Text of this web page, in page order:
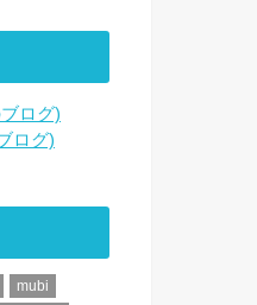
ログ)
ログ)
mubi